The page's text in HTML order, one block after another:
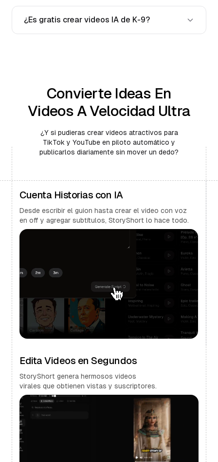
¿Es gratis crear videos IA de K-9?
Convierte Ideas En
Videos A Velocidad Ultra
¿Y si pudieras crear videos atractivos para
TikTok y YouTube en piloto automático y
publicarlos diariamente sin mover un dedo?
Cuenta Historias con IA
Desde escribir el guion hasta crear el video con voz
en off y agregar subtítulos, StoryShort lo hace todo.
Edita Videos en Segundos
StoryShort genera hermosos videos
virales que obtienen vistas y suscriptores.